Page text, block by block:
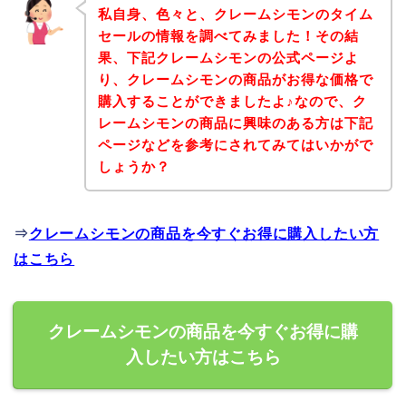
私自身、色々と、クレームシモンのタイム
セールの情報を調べてみました！その結
果、下記クレームシモンの公式ページよ
り、クレームシモンの商品がお得な価格で
購入することができましたよ♪なので、ク
レームシモンの商品に興味のある方は下記
ページなどを参考にされてみてはいかがで
しょうか？
⇒クレームシモンの商品を今すぐお得に購入したい方
はこちら
クレームシモンの商品を今すぐお得に購
入したい方はこちら